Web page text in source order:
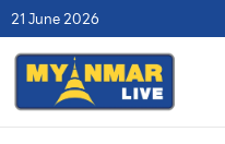
21 June 2026